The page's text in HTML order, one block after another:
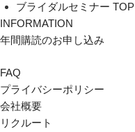
ブライダルセミナー TOP
INFORMATION
年間購読のお申し込み
FAQ
プライバシーポリシー
会社概要
リクルート